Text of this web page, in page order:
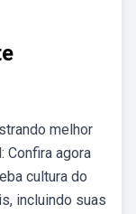
melhor
Confira agora
cultura do
incluindo suas